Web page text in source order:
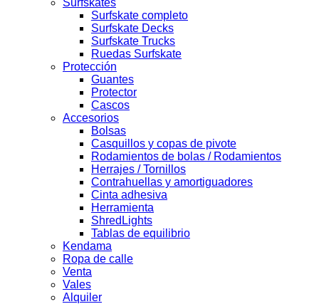
Surfskates
Surfskate completo
Surfskate Decks
Surfskate Trucks
Ruedas Surfskate
Protección
Guantes
Protector
Cascos
Accesorios
Bolsas
Casquillos y copas de pivote
Rodamientos de bolas / Rodamientos
Herrajes / Tornillos
Contrahuellas y amortiguadores
Cinta adhesiva
Herramienta
ShredLights
Tablas de equilibrio
Kendama
Ropa de calle
Venta
Vales
Alquiler